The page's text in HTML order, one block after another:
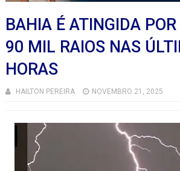
BAHIA É ATINGIDA
90 MIL RAIOS NAS
HORAS
HAILTON PEREIRA NOVEMBRO 21, 2025